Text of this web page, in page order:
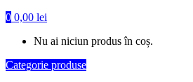
0 0,00 lei
Nu ai niciun produs în coș.
Categorie produse